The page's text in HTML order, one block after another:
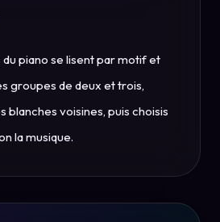
piano se lisent par motif et
groupes de deux et trois,
blanches voisines, puis choisis
la musique.